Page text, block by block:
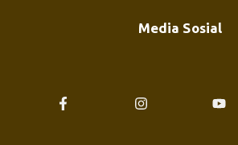
Media Sosial